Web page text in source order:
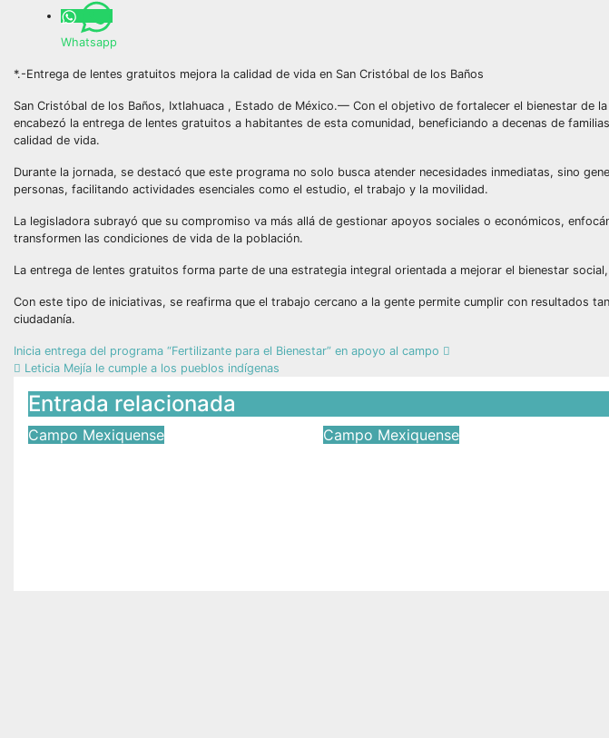
Whatsapp
*.-Entrega de lentes gratuitos mejora la calidad de vida en San Cristóbal de los Baños
San Cristóbal de los Baños, Ixtlahuaca , Estado de México.— Con el objetivo de fortalecer el bienestar de
encabezó la entrega de lentes gratuitos a habitantes de esta comunidad, beneficiando a decenas de
calidad de vida.
Durante la jornada, se destacó que este programa no solo busca atender necesidades inmediatas, sino
personas, facilitando actividades esenciales como el estudio, el trabajo y la movilidad.
La legisladora subrayó que su compromiso va más allá de gestionar apoyos sociales o económicos,
transformen las condiciones de vida de la población.
La entrega de lentes gratuitos forma parte de una estrategia integral orientada a mejorar el bienestar
Con este tipo de iniciativas, se reafirma que el trabajo cercano a la gente permite cumplir con resultados
ciudadanía.
Inicia entrega del programa “Fertilizante para el Bienestar” en apoyo al campo
Leticia Mejía le cumple a los pueblos indígenas
Entrada relacionada
Campo Mexiquense Campo Mexiquense